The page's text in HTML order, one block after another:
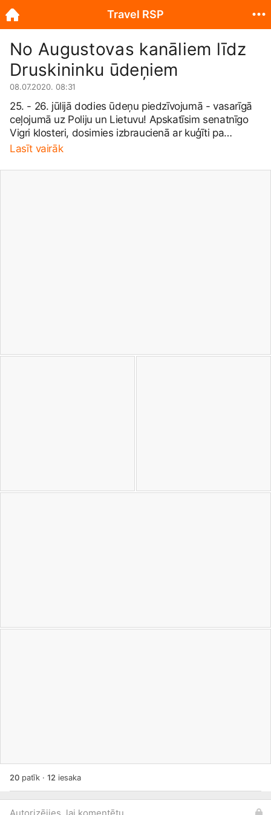
No Augustovas kanāliem līdz
Druskininku ūdeņiem
08.07.2020. 08:31
25. - 26. jūlijā dodies ūdeņu piedzīvojumā - vasarīgā
ceļojumā uz Poliju un Lietuvu! Apskatīsim senatnīgo
Vigri klosteri, dosimies izbraucienā ar kuģīti pa
Augustovas kanālu, degustēsim minerālūdeni
sniega arēnā! 🌊☀️ Sīkāka informācija:
Lasīt vairāk
20patīk · 12 iesaka
Travel RSP